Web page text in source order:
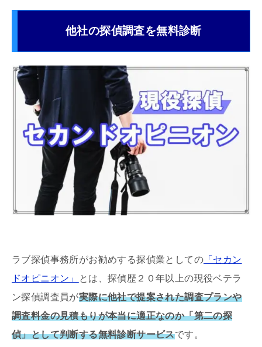
他社の探偵調査を無料診断
ラブ探偵事務所がお勧めする探偵業としての 「セカン
ドオピニオン」
とは、探偵歴２０年以上の現役ベテラ
ン探偵調査員が実際に他社で提案された調査プランや
調査料金の見積もりが本当に適正なのか「第二の探
偵」として判断する無料診断サービスです。